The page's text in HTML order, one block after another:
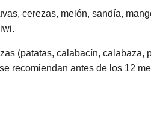
cerezas, melón, sandía,
(patatas, calabacín,
recomiendan antes de los 12